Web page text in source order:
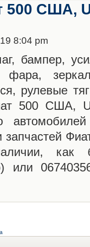
500 США,
8:04 pm
бампер,
фара,
рулевые
500 США,
запчастей
как
или